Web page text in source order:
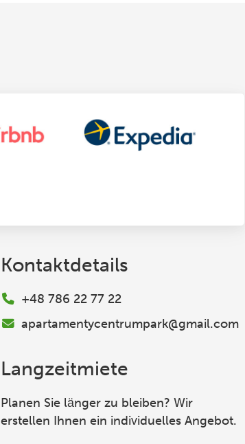
Kontaktdetails
+48 786 22 77 22
apartamentycentrumpark@gmail.com
Langzeitmiete
Planen Sie länger zu bleiben? Wir
erstellen Ihnen ein individuelles Angebot.